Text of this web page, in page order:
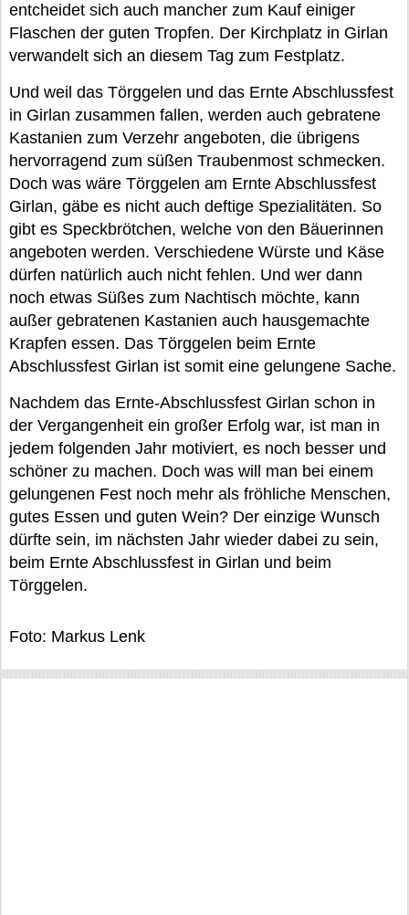
entcheidet sich auch mancher zum Kauf einiger
Flaschen der guten Tropfen. Der Kirchplatz in Girlan
verwandelt sich an diesem Tag zum Festplatz.
Und weil das Törggelen und das Ernte Abschlussfest
in Girlan zusammen fallen, werden auch gebratene
Kastanien zum Verzehr angeboten, die übrigens
hervorragend zum süßen Traubenmost schmecken.
Doch was wäre Törggelen am Ernte Abschlussfest
Girlan, gäbe es nicht auch deftige Spezialitäten. So
gibt es Speckbrötchen, welche von den Bäuerinnen
angeboten werden. Verschiedene Würste und Käse
dürfen natürlich auch nicht fehlen. Und wer dann
noch etwas Süßes zum Nachtisch möchte, kann
außer gebratenen Kastanien auch hausgemachte
Krapfen essen. Das Törggelen beim Ernte
Abschlussfest Girlan ist somit eine gelungene Sache.
Nachdem das Ernte-Abschlussfest Girlan schon in
der Vergangenheit ein großer Erfolg war, ist man in
jedem folgenden Jahr motiviert, es noch besser und
schöner zu machen. Doch was will man bei einem
gelungenen Fest noch mehr als fröhliche Menschen,
gutes Essen und guten Wein? Der einzige Wunsch
dürfte sein, im nächsten Jahr wieder dabei zu sein,
beim Ernte Abschlussfest in Girlan und beim
Törggelen.
Foto: Markus Lenk